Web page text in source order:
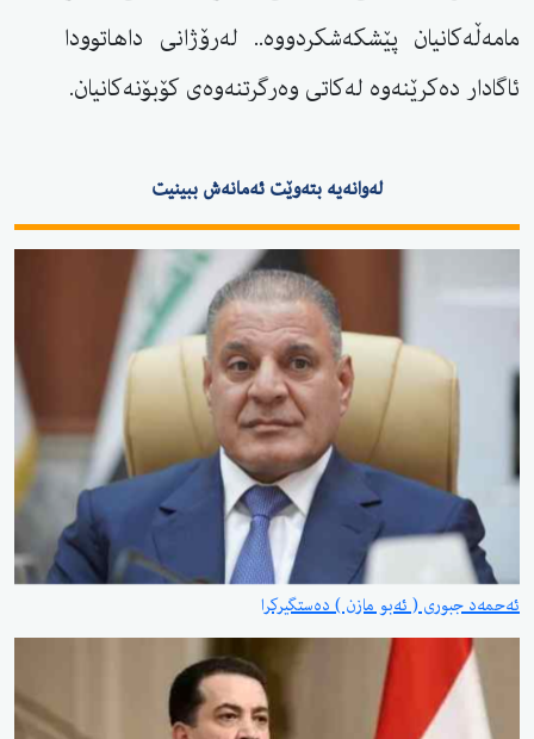
مامەڵەکانیان پێشکەشکردووە.. لەرۆژانی داهاتوودا
ئاگادار دەکرێنەوە لەکاتی وەرگرتنەوەی کۆبۆنەکانیان.
لەوانەیە بتەوێت ئەمانەش ببینیت
ئەحمەد جبوری ( ئەبو مازن ) دەستگیرکرا